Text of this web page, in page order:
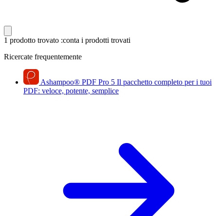
1 prodotto trovato :conta i prodotti trovati
Ricercate frequentemente
Ashampoo® PDF Pro 5 Il pacchetto completo per i tuoi
PDF: veloce, potente, semplice